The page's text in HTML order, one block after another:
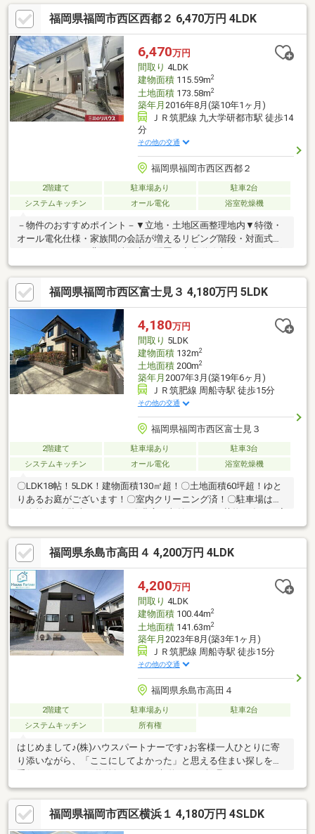
福岡県福岡市西区西都２ 6,470万円 4LDK
6,470万円
間取り 4LDK
建物面積115.59m2
土地面積173.58m2
築年月 2016年8月(築10年1ヶ月)
ＪＲ筑肥線 九大学研都市駅 徒歩14
分
その他の交通
福岡県福岡市西区西都２
2階建て 駐車場あり
駐車2台
システムキッチン
オール電化 浴室乾燥機
－物件のおすすめポイント－▼立地・土地区画整理地内▼特徴・
オール電化仕様・家族間の会話が増えるリビング階段・対面式キ
に和室が隣接、多用途に利用可能・南面にテラス・バルコニー・
お庭有・洋室約9.0帖は間仕切りにより、2部屋へ変更可能(別途要
費用)・駐車スペース普通車2台分有(車種による)▼設備・食洗
機・IHコンロ・浴室乾燥機・シャッター(1F)▼周辺環境・西都小
学校 徒歩6分(約480m)■ ご希望の住まい探しをお手伝いします
━━━━━・・・物件の詳細・ご相談はお気軽にお問い合わせく
ださい。
福岡県福岡市西区富士見３ 4,180万円 5LDK
4,180万円
間取り 5LDK
建物面積132m2
土地面積200m2
築年月 2007年3月(築19年6ヶ月)
ＪＲ筑肥線 周船寺駅 徒歩15分
その他の交通
福岡県福岡市西区富士見３
2階建て 駐車場あり
駐車3台
システムキッチン
オール電化 浴室乾燥機
〇LDK18帖！5LDK！建物面積130㎡超！〇土地面積60坪超！ゆと
りあるお庭がございます！〇室内クリーニング済！〇駐車場は車
庭にも安心です！〇是非お気軽にお問い合わせください！
福岡県糸島市高田４ 4,200万円 4LDK
4,200万円
間取り 4LDK
建物面積100.44m2
土地面積141.63m2
築年月 2023年8月(築3年1ヶ月)
ＪＲ筑肥線 周船寺駅 徒歩15分
その他の交通
福岡県糸島市高田４
2階建て 駐車場あり
駐車2台
システムキッチン
所有権
はじめまして♪(株)ハウスパートナーです♪お客様一人ひとりに寄
り添いながら、「ここにしてよかった」と思える住まい探しをお
しっかりサポートいたします♪☆良いところだけでなく、気にな
る点もしっかりご説明☆丁寧で分かりやすいご案内を心がけてい
ます☆ご購入後のアフターフォローも安心です♪＼当日のご見学
も大歓迎です♪／事前にご予約いただければ、夜間や定休日のご案
福岡県福岡市西区横浜１ 4,180万円 4SLDK